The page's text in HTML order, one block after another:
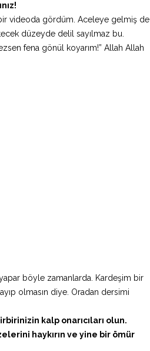
videoda gördüm. Aceleye gelmiş de
düzeyde delil sayılmaz bu.
fena gönül koyarım!” Allah Allah
böyle zamanlarda. Kardeşim bir
olmasın diye. Oradan dersimi
kalp onarıcıları olun.
haykırın ve yine bir ömür